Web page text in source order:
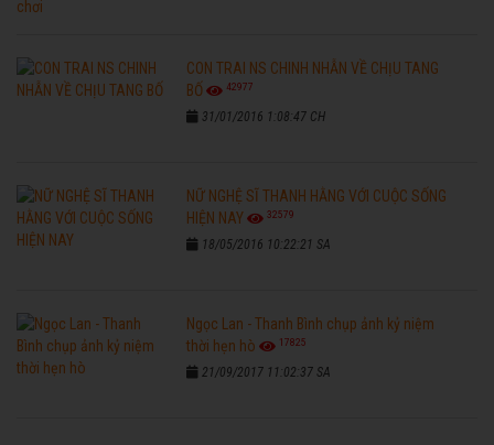
CON TRAI NS CHINH NHẪN VỀ CHỊU TANG
BỐ
42977
31/01/2016 1:08:47 CH
NỮ NGHỆ SĨ THANH HẰNG VỚI CUỘC SỐNG
HIỆN NAY
32579
18/05/2016 10:22:21 SA
Ngọc Lan - Thanh Bình chụp ảnh kỷ niệm
thời hẹn hò
17825
21/09/2017 11:02:37 SA